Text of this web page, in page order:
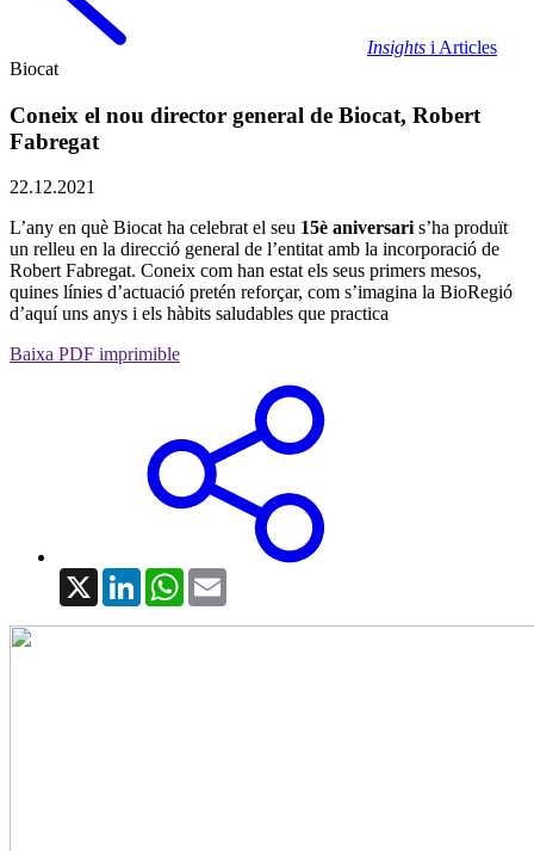
Insights i Articles
Biocat
Coneix el nou director general de Biocat, Robert
Fabregat
22.12.2021
L’any en què Biocat ha celebrat el seu 15è aniversaris’ha produït
un relleu en la direcció general de l’entitat amb la incorporació de
Robert Fabregat. Coneix com han estat els seus primers mesos,
quines línies d’actuació pretén reforçar, com s’imagina la BioRegió
d’aquí uns anys i els hàbits saludables que practica
Baixa PDF imprimible
X LinkedInWhatsApp